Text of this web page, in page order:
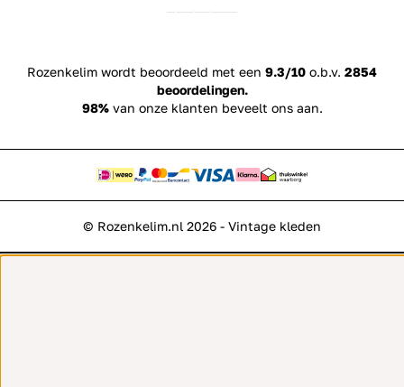
Rozenkelim wordt beoordeeld met een 9.3/10 o.b.v. 2854
beoordelingen.
98%van onze klanten beveelt ons aan.
© Rozenkelim.nl 2026 - Vintage kleden